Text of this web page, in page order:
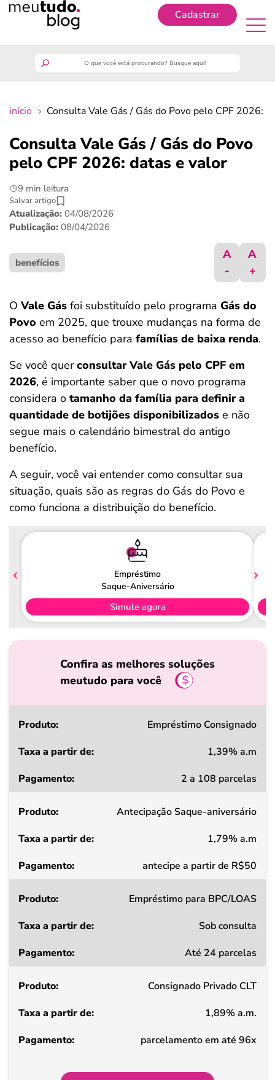
Cadastrar
finanças
benefícios
crédito fácil
últimas notícias
início Consulta Vale Gás / Gás do Povo pelo CPF 2026:
Consulta Vale Gás / Gás do Povo
pelo CPF 2026: datas e valor
9 min leitura
Salvar artigo
Atualização: 04/08/2026
Publicação: 08/04/2026
benefícios
A
-
A
+
OVale Gás foi substituído pelo programa Gás do
Povo em 2025, que trouxe mudanças na forma de
acesso ao benefício para famílias de baixa renda.
Se você querconsultar Vale Gás pelo CPF em
2026, é importante saber que o novo programa
considera o tamanho da família para definir a
quantidade de botijões disponibilizados e não
segue mais o calendário bimestral do antigo
benefício.
A seguir, você vai entender como consultar sua
situação, quais são as regras do Gás do Povo e
como funciona a distribuição do benefício.
Empréstimo
Saque-Aniversário
Simule agora
Confira as melhores soluções
meutudo para você
Produto
a
de
Pagamento
Empréstimo Consignado
1,39% a.m
2 a 108 parcelas
Antecipação Saque-aniversário
1,79% a.m
antecipe a partir de R$50
Empréstimo para BPC/LOAS
Sob consulta
Até 24 parcelas
Consignado Privado CLT
1,89% a.m.
parcelamento em até 96x